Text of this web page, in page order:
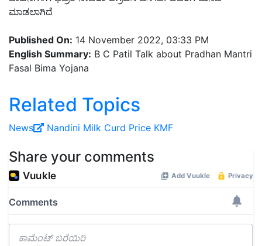
ಮಾಡಲಾಗಿದೆ
Published On: 14 November 2022, 03:33 PM
English Summary: B C Patil Talk about Pradhan Mantri
Fasal Bima Yojana
Related Topics
News Nandini Milk Curd Price KMF
Share your comments